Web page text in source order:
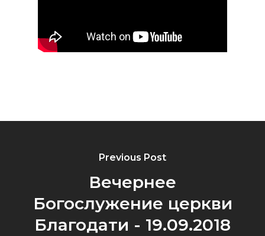
Previous Post
Вечернее
Богослужение церкви
Благодати - 19.09.2018